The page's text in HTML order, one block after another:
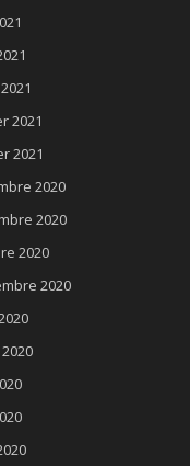
2021
2021
2020
2020
2020
2020